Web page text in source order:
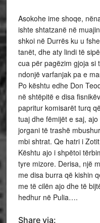
Asokohe ime shoqe,
ishte shtatzanë në
shkoi në Durrës ku u
tanët, dhe aty lindi të
cua për pagëzim gjoja si
ndonjë varfanjak pa e
Po kështu edhe Don
në shtëpitë e disa
papritur komisarët turq
tuaj dhe fëmijët e saj,
jorgani të trashë
mbi shtrat. Qe hatri i
Kështu ajo i shpëtoi
tyre mizore. Derisa, një
me disa burra që kishin
me të cilën ajo dhe të
hedhur në Pulia….
Share via: